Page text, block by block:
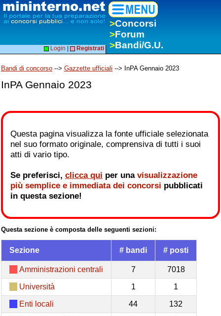
>Concorsi
>Forum
>Bandi/G.U.
Login Registrati
Bandi di concorso --> Gazzette ufficiali --> InPA Gennaio 2023
InPA Gennaio 2023
Questa pagina visualizza la fonte ufficiale selezionata
nel suo formato originale, comprensiva di tutti i suoi
atti di vario tipo.
Se preferisci, clicca qui per una visualizzazione
più semplice e immediata dei concorsi pubblicati
in questa sezione!
Questa sezione è composta delle seguenti sezioni:
Sezione # bandi # posti
Amministrazioni centrali 7 7018
Università 1 1
Enti locali 44 132